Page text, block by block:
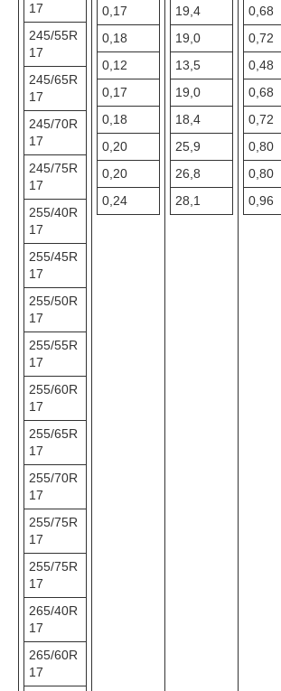
17
245/55R
17
245/65R
17
245/70R
17
245/75R
17
255/40R
17
255/45R
17
255/50R
17
255/55R
17
255/60R
17
255/65R
17
255/70R
17
255/75R
17
255/75R
17
265/40R
17
265/60R
17
0,17
0,18
0,12
0,17
0,18
0,20
0,20
0,24
19,4
19,0
13,5
19,0
18,4
25,9
26,8
28,1
0,68
0,72
0,48
0,68
0,72
0,80
0,80
0,96